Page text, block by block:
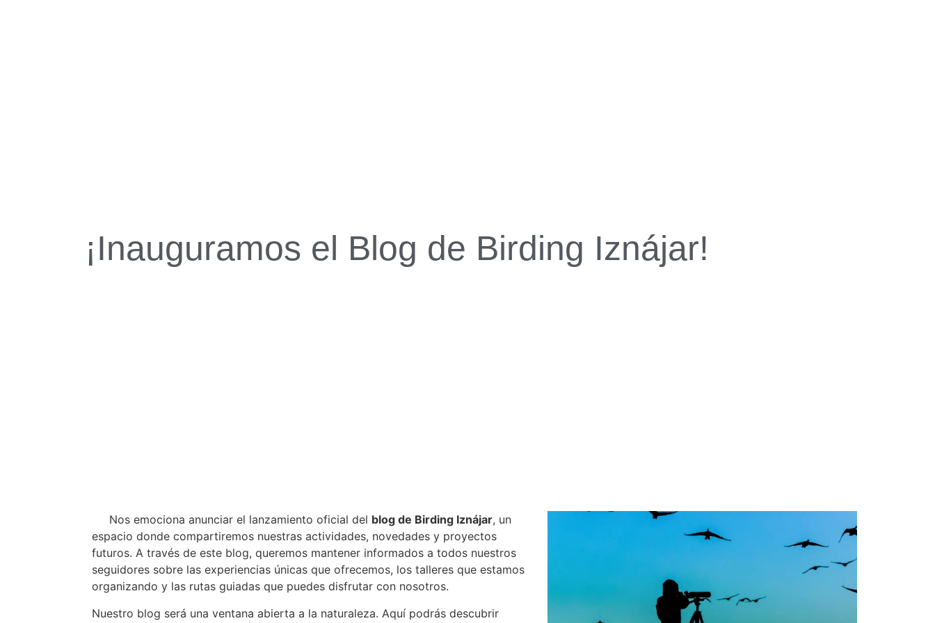
¡Inauguramos el Blog de Birding Iznájar!
Nos emociona anunciar el lanzamiento oficial del blog de Birding Iznájar, un
espacio donde compartiremos nuestras actividades, novedades y proyectos
futuros. A través de este blog, queremos mantener informados a todos nuestros
seguidores sobre las experiencias únicas que ofrecemos, los talleres que estamos
organizando y las rutas guiadas que puedes disfrutar con nosotros.
Nuestro blog será una ventana abierta a la naturaleza. Aquí podrás descubrir